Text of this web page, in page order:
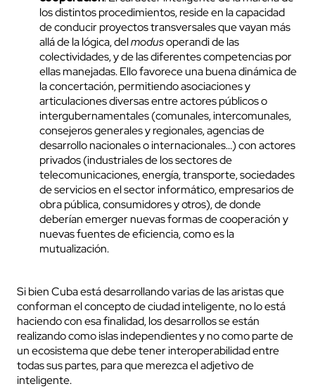
los distintos procedimientos, reside en la capacidad
de conducir proyectos transversales que vayan más
allá de la lógica, delmodusoperandi de las
colectividades, y de las diferentes competencias por
ellas manejadas. Ello favorece una buena dinámica de
la concertación, permitiendo asociaciones y
articulaciones diversas entre actores públicos o
intergubernamentales (comunales, intercomunales,
consejeros generales y regionales, agencias de
desarrollo nacionales o internacionales…) con actores
privados (industriales de los sectores de
telecomunicaciones, energía, transporte, sociedades
de servicios en el sector informático, empresarios de
obra pública, consumidores y otros), de donde
deberían emerger nuevas formas de cooperación y
nuevas fuentes de eficiencia, como es la
mutualización.
Si bien Cuba está desarrollando varias de las aristas que
conforman el concepto de ciudad inteligente, no lo está
haciendo con esa finalidad, los desarrollos se están
realizando como islas independientes y no como parte de
un ecosistema que debe tener interoperabilidad entre
todas sus partes, para que merezca el adjetivo de
inteligente.